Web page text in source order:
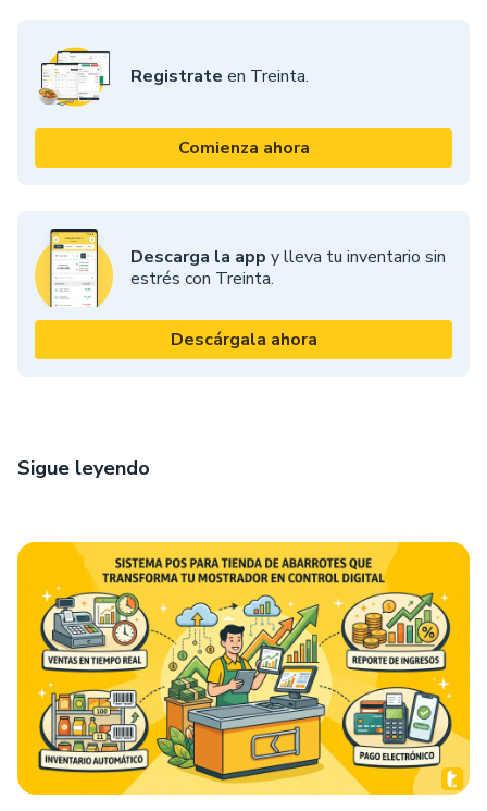
Registrate en Treinta.
Comienza ahora
Descarga la app y lleva tu inventario sin
estrés con Treinta.
Descárgala ahora
Sigue leyendo